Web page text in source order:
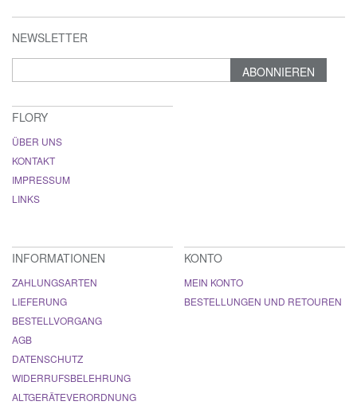
NEWSLETTER
ABONNIEREN
FLORY
ÜBER UNS
KONTAKT
IMPRESSUM
LINKS
INFORMATIONEN
ZAHLUNGSARTEN
LIEFERUNG
BESTELLVORGANG
AGB
DATENSCHUTZ
WIDERRUFSBELEHRUNG
ALTGERÄTEVERORDNUNG
KONTO
MEIN KONTO
BESTELLUNGEN UND RETOUREN